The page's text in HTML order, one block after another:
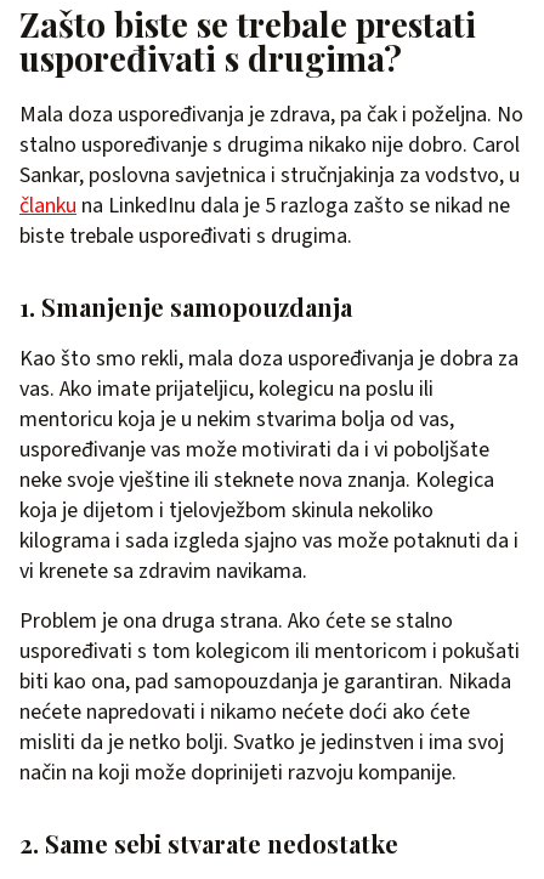
Zašto biste se trebale prestati
uspoređivati s drugima?
Mala doza uspoređivanja je zdrava, pa čak i poželjna. No
stalno uspoređivanje s drugima nikako nije dobro. Carol
Sankar, poslovna savjetnica i stručnjakinja za vodstvo, u
članku na LinkedInu dala je 5 razloga zašto se nikad ne
biste trebale uspoređivati s drugima.
1. Smanjenje samopouzdanja
Kao što smo rekli, mala doza uspoređivanja je dobra za
vas. Ako imate prijateljicu, kolegicu na poslu ili
mentoricu koja je u nekim stvarima bolja od vas,
uspoređivanje vas može motivirati da i vi poboljšate
neke svoje vještine ili steknete nova znanja. Kolegica
koja je dijetom i tjelovježbom skinula nekoliko
kilograma i sada izgleda sjajno vas može potaknuti da i
vi krenete sa zdravim navikama.
Problem je ona druga strana. Ako ćete se stalno
uspoređivati s tom kolegicom ili mentoricom i pokušati
biti kao ona, pad samopouzdanja je garantiran. Nikada
nećete napredovati i nikamo nećete doći ako ćete
misliti da je netko bolji. Svatko je jedinstven i ima svoj
način na koji može doprinijeti razvoju kompanije.
2. Same sebi stvarate nedostatke